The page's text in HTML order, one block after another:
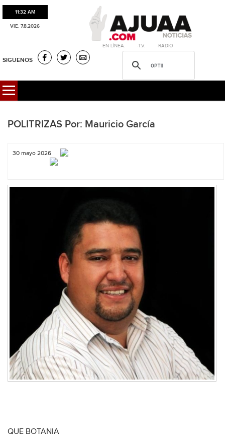
11:32 AM
VIE. 7.8.2026
·EN LÍNEA. ·T.V. ·RADIO
SIGUENOS
POLITRIZAS Por: Mauricio García
30 mayo 2026
QUE BOTANIA